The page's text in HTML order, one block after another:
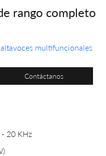
rango completo
multifuncionales
Contáctanos
20 KHz